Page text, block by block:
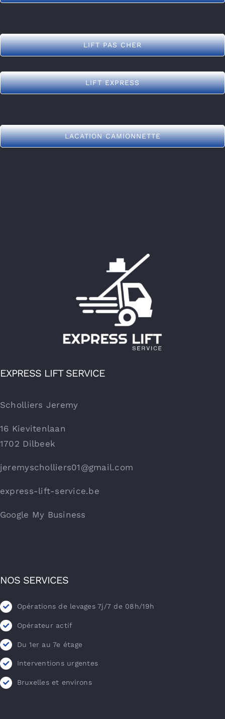
LIFT PAS CHER
LIFT EXPRESS
LACATION CAMIONNETTE
EXPRESS LIFT SERVICE
Scholliers Jeremy
16 Kievitenlaan
1702 Dilbeek
jeremyscholliers01@gmail.com
express-lift-service.be
Google My Business
NOS SERVICES
Opérations de levages 7j/7 de 08h/19h
Opérateur actif
Du 1er au 7e étage
Interventions urgentes
Bruxelles et environs